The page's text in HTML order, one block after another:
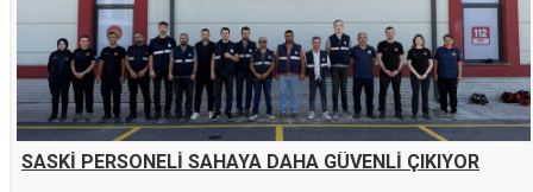
SASKİ PERSONELİ SAHAYA DAHA GÜVENLİ ÇIKIYOR